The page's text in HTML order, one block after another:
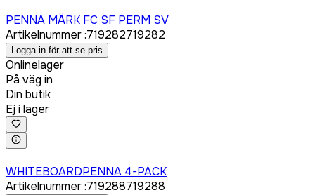
PENNA MÄRK FC SF PERM SV
Artikelnummer:719282719282
Logga in för att se pris
Onlinelager
På väg in
Din butik
Ej i lager
WHITEBOARDPENNA 4-PACK
Artikelnummer:719288719288